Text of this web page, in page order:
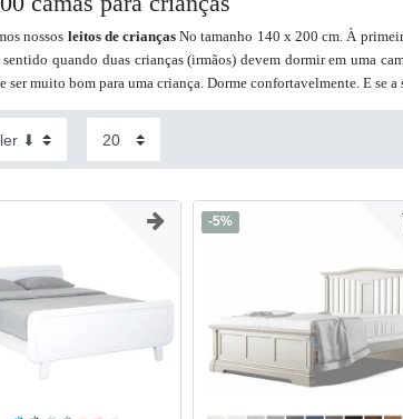
nossos leitos de criançasNo tamanho 140 x 200 cm. À
quando duas crianças (irmãos) devem dormir em uma
ser muito bom para uma criança. Dorme confortavelmente. E se
-5%